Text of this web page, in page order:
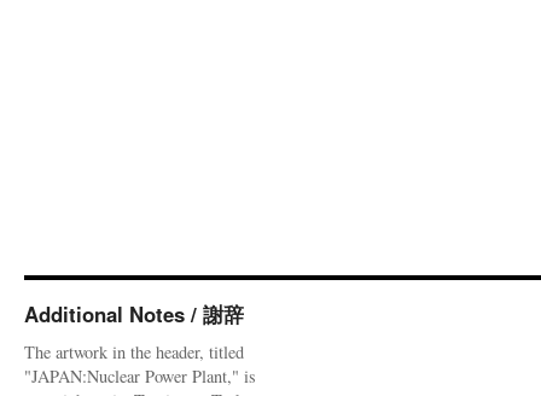
Additional Notes / 謝辞
The artwork in the header, titled
"JAPAN:Nuclear Power Plant," is